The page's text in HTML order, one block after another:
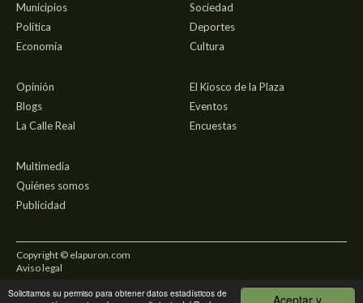
Aceptar y
Solicitamos su permiso para obtener datos estadísticos de
Municipios
Política
Economía
Sociedad
Deportes
Cultura
Opinión
Blogs
La Calle Real
El Kiosco de la Plaza
Eventos
Encuestas
Multimedia
Quiénes somos
Publicidad
Copyright © elapuron.com
Aviso legal
Política de privacidad